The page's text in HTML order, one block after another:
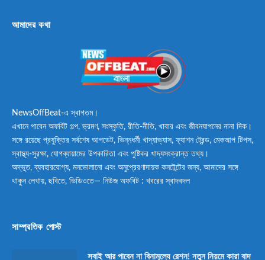
আমাদের কথা
NewsOffBeat-এ স্বাগতম।
এখানে পাবেন অফবিট গল্প, ভ্রমণ, সংস্কৃতি, রীতি-নীতি, খাবার এবং জীবনযাপনের নানা দিক।
সঙ্গে রয়েছে প্রযুক্তির সর্বশেষ আপডেট, ভিন্নধর্মী খাদ্যাভ্যাস, ফ্যাশন ট্রেন্ড, মেকআপ টিপস,
স্বাস্থ্য-সুরক্ষা, যোগব্যায়ামের উপকারিতা এবং পুষ্টিকর খাদ্যসংক্রান্ত তথ্য।
অদ্ভুত, ব্যবহারযোগ্য, মনভোলানো এবং অনুপ্রেরণাদায়ক কনটেন্টের জন্য, আমাদের সঙ্গে
থাকুন লেখায়, ছবিতে, ভিডিওতে— নিউজ অফবিট : খবরের স্বাদবদল
সাম্প্রতিক পোস্ট
সবাই আর পাবেন না বিনামূল্যে রেশন! নতুন নিয়মে কারা বাদ